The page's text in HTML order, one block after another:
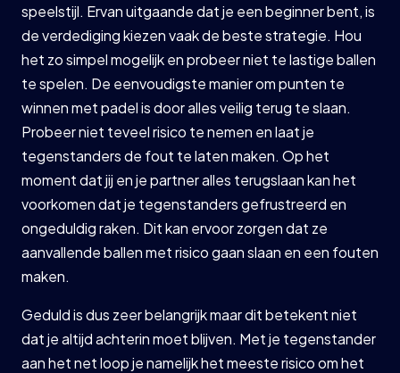
speelstijl. Ervan uitgaande dat je een beginner bent, is
de verdediging kiezen vaak de beste strategie. Hou
het zo simpel mogelijk en probeer niet te lastige ballen
te spelen. De eenvoudigste manier om punten te
winnen met padel is door alles veilig terug te slaan.
Probeer niet teveel risico te nemen en laat je
tegenstanders de fout te laten maken. Op het
moment dat jij en je partner alles terugslaan kan het
voorkomen dat je tegenstanders gefrustreerd en
ongeduldig raken. Dit kan ervoor zorgen dat ze
aanvallende ballen met risico gaan slaan en een fouten
maken.
Geduld is dus zeer belangrijk maar dit betekent niet
dat je altijd achterin moet blijven. Met je tegenstander
aan het net loop je namelijk het meeste risico om het